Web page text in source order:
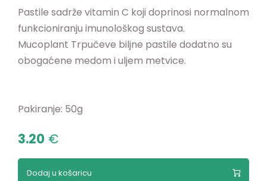
Pastile sadrže vitamin C koji doprinosi normalnom
funkcioniranju imunološkog sustava.
Mucoplant Trpučeve biljne pastile dodatno su
obogaćene medom i uljem metvice.
Pakiranje: 50g
3.20 €
Dodaj u košaricu